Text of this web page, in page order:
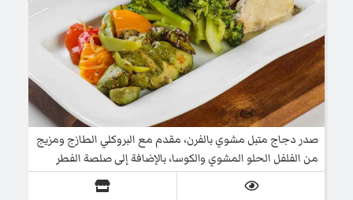
صدر دجاج متبل مشوي بالفرن، مقدم مع البروكلي الطازج ومزيج
من الفلفل الحلو المشوي والكوسا، بالإضافة إلى صلصة الفطر